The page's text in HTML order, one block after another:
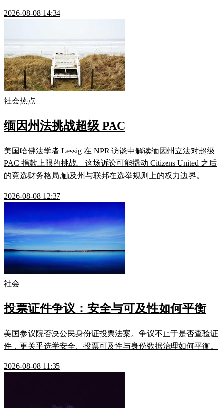
2026-08-08 14:34
社会热点
缅因州法挑战超级 PAC
美国哈佛法学者 Lessig 在 NPR 访谈中解读缅因州立法对超级
PAC 捐款上限的挑战。这场诉讼可能撬动 Citizens United 之后
的竞选财务格局,触及州与联邦在选举规则上的权力边界。
2026-08-08 12:37
社会
投票证件争议：安全与可及性如何平衡
美国参议院否决公民身份证投票法案。争议不止于是否查验证
件，更关乎选举安全、投票可及性与身份数据治理如何平衡。
2026-08-08 11:35